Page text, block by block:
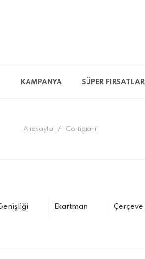
KAMPANYA SÜPER FIRSATLAR
Anasayfa Cortigiani